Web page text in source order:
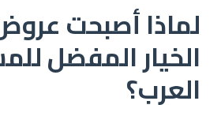
أصبحت عروض
المفضل